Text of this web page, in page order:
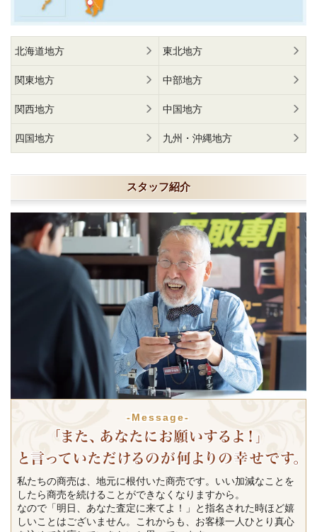
北海道地方 東北地方
関東地方 中部地方
関西地方 中国地方
四国地方 九州・沖縄地方
スタッフ紹介
-Message-
私たちの商売は、地元に根付いた商売です。いい加減なことを
したら商売を続けることができなくなりますから。
なので「明日、あなた査定に来てよ！」と指名された時ほど嬉
しいことはございません。これからも、お客様一人ひとり真心